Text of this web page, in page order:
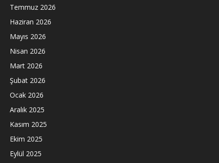
Temmuz 2026
Haziran 2026
Mayıs 2026
Nisan 2026
Mart 2026
Şubat 2026
Ocak 2026
Aralık 2025
Kasım 2025
Ekim 2025
Eylül 2025